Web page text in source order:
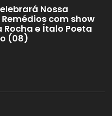
Nossa
com show
Rocha e Ítalo Poeta
(08)